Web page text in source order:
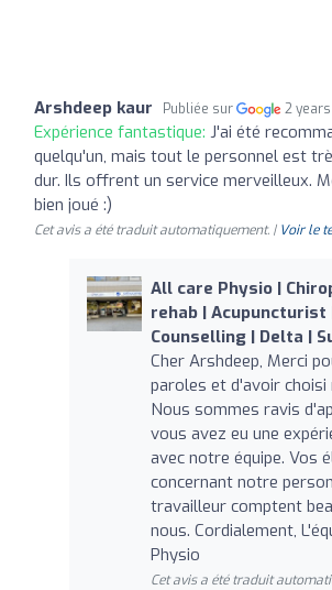
Arshdeep kaur Publiée sur 2
Expérience fantastique: J'ai été
quelqu'un, mais tout le personnel est
dur. Ils offrent un service merveilleux.
bien joué :)
Cet avis a été traduit automatiquement. | Voir le
All care Physio |
rehab |
Counselling | Delta |
Cher Arshdeep, Merci
paroles et d'avoir choisi
Nous sommes ravis
vous avez eu une
avec notre équipe. Vos
concernant notre
travailleur comptent
nous. Cordialement,
Physio
Cet avis a été traduit